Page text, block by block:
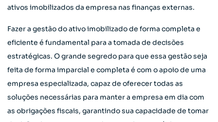
ativos imobilizados da empresa nas finanças externas.
Fazer a gestão do ativo imobilizado de forma completa e
eficiente é fundamental para a tomada de decisões
estratégicas. O grande segredo para que essa gestão seja
feita de forma imparcial e completa é com o apoio de uma
empresa especializada, capaz de oferecer todas as
soluções necessárias para manter a empresa em dia com
as obrigações fiscais, garantindo sua capacidade de tomar